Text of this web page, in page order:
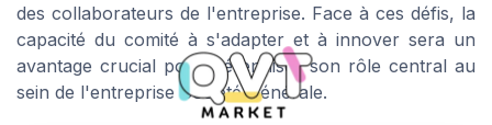
des collaborateurs de l'entreprise. Face à ces défis, la
capacité du comité à s'adapter et à innover sera un
avantage crucial pour pérenniser son rôle central au
sein de l'entreprise Société Générale.